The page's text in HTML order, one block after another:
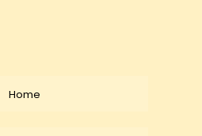
Home